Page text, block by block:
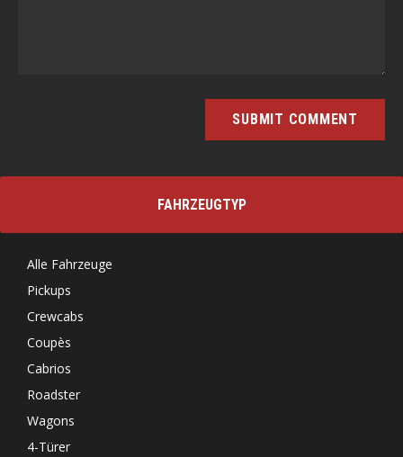
FAHRZEUGTYP
Alle Fahrzeuge
Pickups
Crewcabs
Coupès
Cabrios
Roadster
Wagons
4-Türer